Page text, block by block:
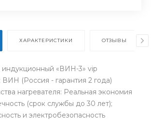
ХАРАКТЕРИСТИКИ ОТЗЫВЫ
индукционный «ВИН-3» vip
ВИН (Россия - гарантия 2 года)
нагревателя: Реальная экономия
(срок службы до 30 лет);
и электробезопасность